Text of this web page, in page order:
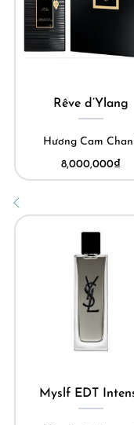
Rêve d’Ylang
Hương Cam
8,000,000₫
Myslf EDT